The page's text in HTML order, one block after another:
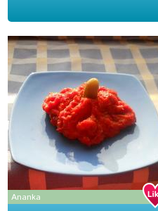
Ananka